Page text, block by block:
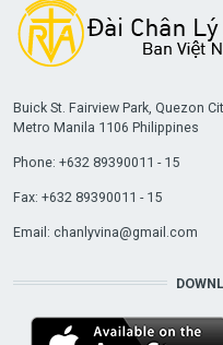
Buick St. Fairview Park, Quezon
Metro Manila 1106 Philippines
Phone: +632 89390011 - 15
Fax: +632 89390011 - 15
Email: chanlyvina@gmail.com